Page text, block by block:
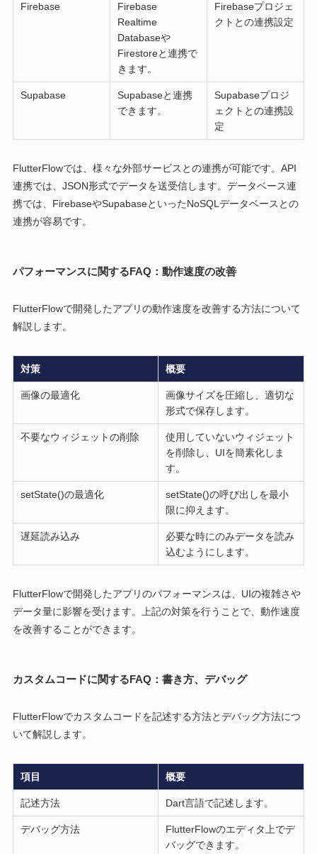
Firebase
Firebase
Realtime
Databaseや
Firestoreと連携で
きます。
Firebaseプロジェ
クトとの連携設定
Supabase
Supabaseと連携
できます。
Supabaseプロジ
ェクトとの連携設
定
FlutterFlowでは、様々な外部サービスとの連携が可能です。API
連携では、JSON形式でデータを送受信します。データベース連
携では、FirebaseやSupabaseといったNoSQLデータベースとの
連携が容易です。
パフォーマンスに関するFAQ：動作速度の改善
FlutterFlowで開発したアプリの動作速度を改善する方法について
解説します。
対策 概要
画像の最適化
画像サイズを圧縮し、適切な
形式で保存します。
不要なウィジェットの削除
使用していないウィジェット
を削除し、UIを簡素化しま
す。
setState()の最適化
setState()の呼び出しを最小
限に抑えます。
遅延読み込み
必要な時にのみデータを読み
込むようにします。
FlutterFlowで開発したアプリのパフォーマンスは、UIの複雑さや
データ量に影響を受けます。上記の対策を行うことで、動作速度
を改善することができます。
カスタムコードに関するFAQ：書き方、デバッグ
FlutterFlowでカスタムコードを記述する方法とデバッグ方法につ
いて解説します。
項目 概要
記述方法 Dart言語で記述します。
デバッグ方法
FlutterFlowのエディタ上でデ
バッグできます。